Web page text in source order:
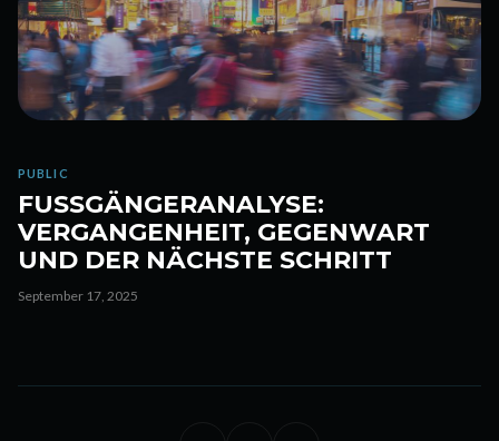
PUBLIC
FUSSGÄNGERANALYSE: V
ERGANGENHEIT, GEGENWART U
ND DER NÄCHSTE SCHRITT
September 17, 2025